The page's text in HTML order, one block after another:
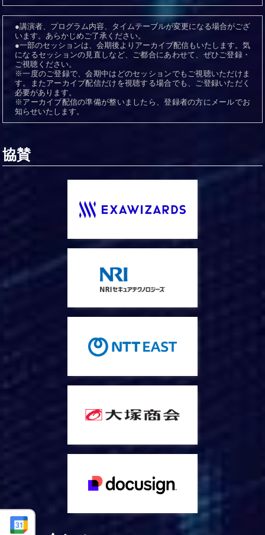
●講演者、プログラム内容、タイムテーブルが変更になる場合がござ
います。あらかじめご了承ください。
●一部のセッションは、会期後よりアーカイブ配信もいたします。気
になるセッションの見直しなど、ご都合にあわせて、ぜひご登録・
ご視聴ください。
※一度のご登録で、会期中はどのセッションでもご視聴いただけま
す。またアーカイブ配信だけを視聴する場合でも、ご登録いただく
必要があります。
※アーカイブ配信の準備が整いましたら、登録者の方にメールでお
知らせいたします。
協賛